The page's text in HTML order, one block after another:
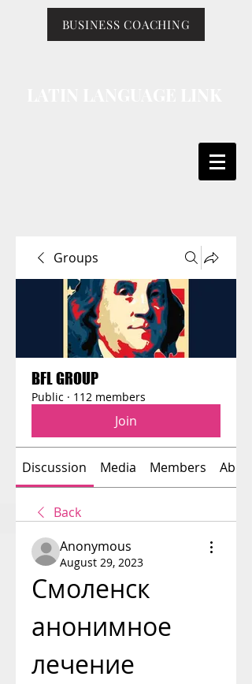
BUSINESS COACHING
Groups
BFL GROUP
Public · 112 members
Join
Discussion Media Members About
Back
Anonymous
August 29, 2023
Смоленск
анонимное
лечение